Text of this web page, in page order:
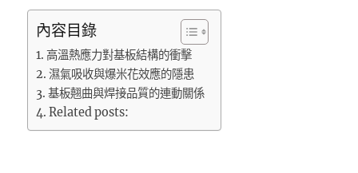
內容目錄
高溫熱應力對基板結構的衝擊
濕氣吸收與爆米花效應的隱患
基板翹曲與焊接品質的連動關係
Related posts: